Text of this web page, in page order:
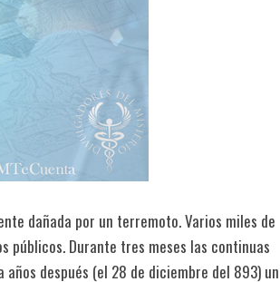
dañada por un terremoto. Varios miles de
públicos. Durante tres meses las continuas
después (el 28 de diciembre del 893) un